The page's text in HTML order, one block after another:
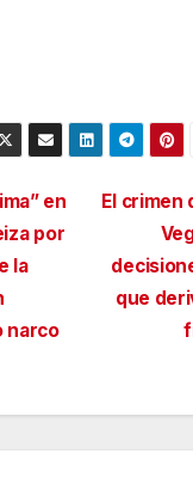
El crimen
que
en
por
la
narco